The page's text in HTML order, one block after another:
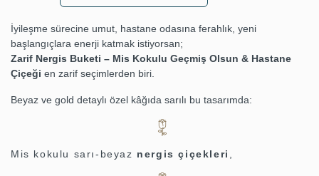
İyileşme sürecine umut, hastane odasına ferahlık, yeni
başlangıçlara enerji katmak istiyorsan;
Zarif Nergis Buketi – Mis Kokulu Geçmiş Olsun & Hastane
Çiçeği en zarif seçimlerden biri.
Beyaz ve gold detaylı özel kâğıda sarılı bu tasarımda:
Mis kokulu sarı-beyaz nergis çiçekleri